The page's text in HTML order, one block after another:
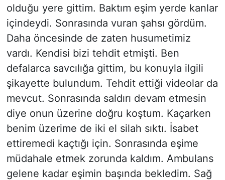
olduğu yere gittim. Baktım eşim yerde kanlar
içindeydi. Sonrasında vuran şahsı gördüm.
Daha öncesinde de zaten husumetimiz
vardı. Kendisi bizi tehdit etmişti. Ben
defalarca savcılığa gittim, bu konuyla ilgili
şikayette bulundum. Tehdit ettiği videolar da
mevcut. Sonrasında saldırı devam etmesin
diye onun üzerine doğru koştum. Kaçarken
benim üzerime de iki el silah sıktı. İsabet
ettiremedi kaçtığı için. Sonrasında eşime
müdahale etmek zorunda kaldım. Ambulans
gelene kadar eşimin başında bekledim. Sağ